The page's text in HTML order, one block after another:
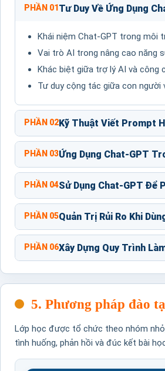
PHẦN 01Tư Duy Về Ứng Dụng
Khái niệm Chat-GPT trong môi
Vai trò AI trong nâng cao năng
Khác biệt giữa trợ lý AI và công
Tư duy cộng tác giữa con người
PHẦN 02Kỹ Thuật Viết Prompt
PHẦN 03Ứng Dụng Chat-GPT
PHẦN 04Sử Dụng Chat-GPT Để
PHẦN 05Quản Trị Rủi Ro Khi
PHẦN 06Xây Dựng Quy Trình
5. Phương pháp đào
Lớp học được tổ chức theo nhóm
tình huống, phản hồi và đúc kết bài